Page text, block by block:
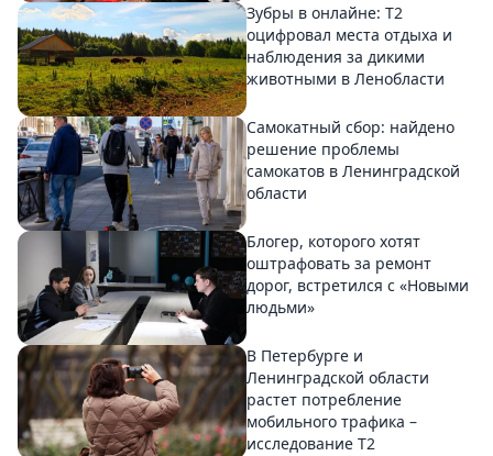
Зубры в онлайне: Т2
оцифровал места отдыха и
наблюдения за дикими
животными в Ленобласти
Самокатный сбор: найдено
решение проблемы
самокатов в Ленинградской
области
Блогер, которого хотят
оштрафовать за ремонт
дорог, встретился с «Новыми
людьми»
В Петербурге и
Ленинградской области
растет потребление
мобильного трафика –
исследование T2